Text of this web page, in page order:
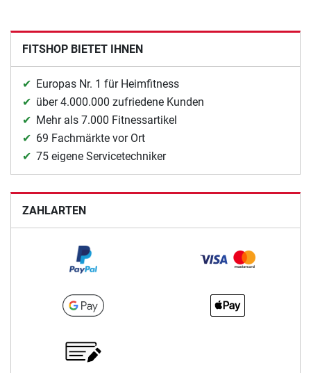
FITSHOP BIETET IHNEN
Europas Nr. 1 für Heimfitness
über 4.000.000 zufriedene Kunden
Mehr als 7.000 Fitnessartikel
69 Fachmärkte vor Ort
75 eigene Servicetechniker
ZAHLARTEN